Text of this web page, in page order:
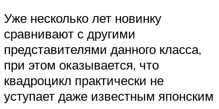
Уже несколько лет новинку
сравнивают с другими
представителями данного класса,
при этом оказывается, что
квадроцикл практически не
уступает даже известным японским